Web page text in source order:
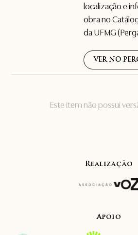
Este item não possui
localização e
obra no
da UFMG
VER NO
Realização
Apoio